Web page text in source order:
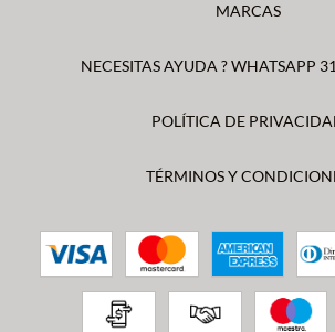
MARCAS
NECESITAS AYUDA ? WHATSAPP
POLÍTICA DE
TÉRMINOS Y